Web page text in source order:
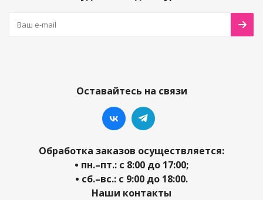
Оставайтесь на связи
Обработка заказов осуществляется:
• пн.–пт.: с 8:00 до 17:00;
• сб.–вс.: с 9:00 до 18:00.
Наши контакты